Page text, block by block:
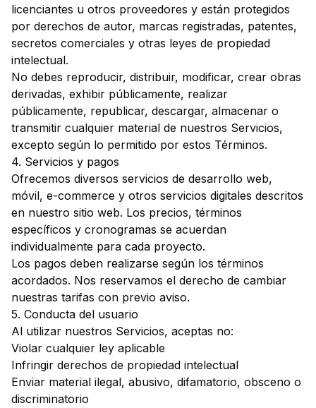
licenciantes u otros proveedores y están protegidos
por derechos de autor, marcas registradas, patentes,
secretos comerciales y otras leyes de propiedad
intelectual.
No debes reproducir, distribuir, modificar, crear obras
derivadas, exhibir públicamente, realizar
públicamente, republicar, descargar, almacenar o
transmitir cualquier material de nuestros Servicios,
excepto según lo permitido por estos Términos.
4. Servicios y pagos
Ofrecemos diversos servicios de desarrollo web,
móvil, e-commerce y otros servicios digitales descritos
en nuestro sitio web. Los precios, términos
específicos y cronogramas se acuerdan
individualmente para cada proyecto.
Los pagos deben realizarse según los términos
acordados. Nos reservamos el derecho de cambiar
nuestras tarifas con previo aviso.
5. Conducta del usuario
Al utilizar nuestros Servicios, aceptas no:
Violar cualquier ley aplicable
Infringir derechos de propiedad intelectual
Enviar material ilegal, abusivo, difamatorio, obsceno o
discriminatorio